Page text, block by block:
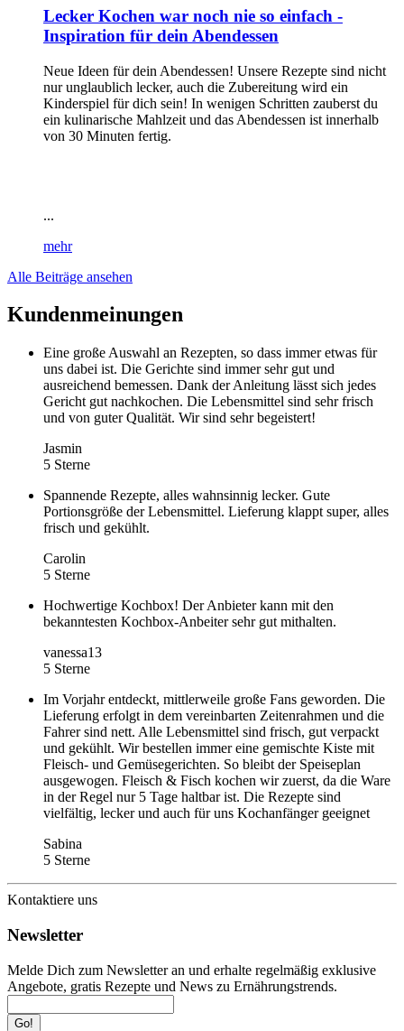
Lecker Kochen war noch nie so einfach -
Inspiration für dein Abendessen
Neue Ideen für dein Abendessen! Unsere Rezepte sind nicht
nur unglaublich lecker, auch die Zubereitung wird ein
Kinderspiel für dich sein! In wenigen Schritten zauberst du
ein kulinarische Mahlzeit und das Abendessen ist innerhalb
von 30 Minuten fertig.
...
mehr
Alle Beiträge ansehen
Kundenmeinungen
Eine große Auswahl an Rezepten, so dass immer etwas für
uns dabei ist. Die Gerichte sind immer sehr gut und
ausreichend bemessen. Dank der Anleitung lässt sich jedes
Gericht gut nachkochen. Die Lebensmittel sind sehr frisch
und von guter Qualität. Wir sind sehr begeistert!
Jasmin
5 Sterne
Spannende Rezepte, alles wahnsinnig lecker. Gute
Portionsgröße der Lebensmittel. Lieferung klappt super, alles
frisch und gekühlt.
Carolin
5 Sterne
Hochwertige Kochbox! Der Anbieter kann mit den
bekanntesten Kochbox-Anbeiter sehr gut mithalten.
vanessa13
5 Sterne
Im Vorjahr entdeckt, mittlerweile große Fans geworden. Die
Lieferung erfolgt in dem vereinbarten Zeitenrahmen und die
Fahrer sind nett. Alle Lebensmittel sind frisch, gut verpackt
und gekühlt. Wir bestellen immer eine gemischte Kiste mit
Fleisch- und Gemüsegerichten. So bleibt der Speiseplan
ausgewogen. Fleisch & Fisch kochen wir zuerst, da die Ware
in der Regel nur 5 Tage haltbar ist. Die Rezepte sind
vielfältig, lecker und auch für uns Kochanfänger geeignet
Sabina
5 Sterne
Kontaktiere uns
Newsletter
Melde Dich zum Newsletter an und erhalte regelmäßig exklusive
Angebote, gratis Rezepte und News zu Ernährungstrends.
Go!